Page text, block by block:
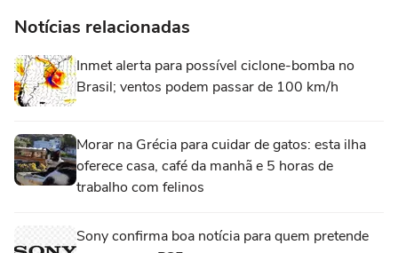
Notícias relacionadas
Inmet alerta para possível ciclone-bomba no
Brasil; ventos podem passar de 100 km/h
Morar na Grécia para cuidar de gatos: esta ilha
oferece casa, café da manhã e 5 horas de
trabalho com felinos
Sony confirma boa notícia para quem pretende